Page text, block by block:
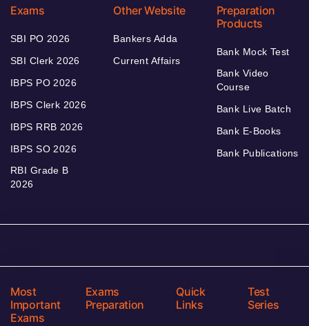
Exams
SBI PO 2026
SBI Clerk 2026
IBPS PO 2026
IBPS Clerk 2026
IBPS RRB 2026
IBPS SO 2026
RBI Grade B
2026
Other Website
Bankers Adda
Current Affairs
Preparation
Products
Bank Mock Test
Bank Video
Course
Bank Live Batch
Bank E-Books
Bank Publications
Most
Important
Exams
Exams
Preparation
Quick
Links
Test
Series